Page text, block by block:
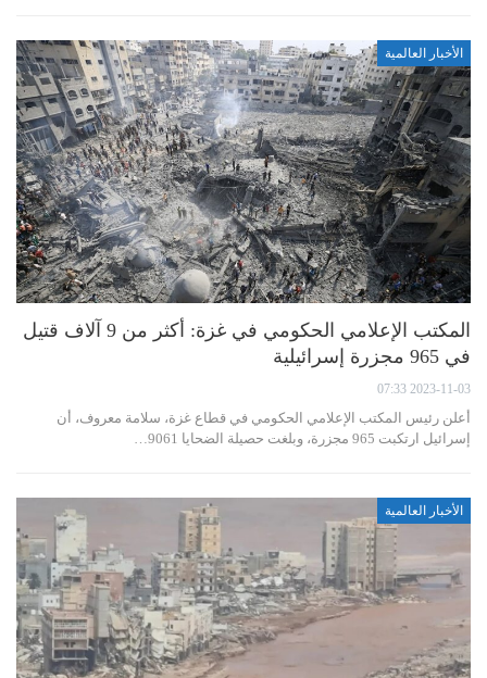
الأخبار العالمية
المكتب الإعلامي الحكومي في غزة: أكثر من 9 آلاف قتيل
في 965 مجزرة إسرائيلية
2023-11-03 07:33
أعلن رئيس المكتب الإعلامي الحكومي في قطاع غزة، سلامة معروف، أن
إسرائيل ارتكبت 965 مجزرة، وبلغت حصيلة الضحايا 9061…
الأخبار العالمية